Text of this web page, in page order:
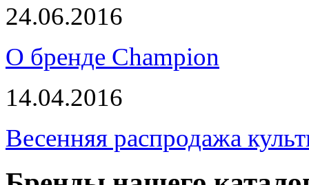
24.06.2016
О бренде Champion
14.04.2016
Весенняя распродажа